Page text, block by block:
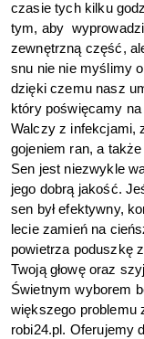
czasie tych kilku
tym, aby
zewnętrzną część,
snu nie nie myślimy
dzięki czemu nasz
który poświęcamy
Walczy z infekcjami,
gojeniem ran, a
Sen jest niezwykle
jego dobrą jakość.
sen był efektywny,
lecie zamień na
powietrza poduszkę
Twoją głowę oraz
Świetnym wyborem
większego problemu
robi24.pl. Oferujemy